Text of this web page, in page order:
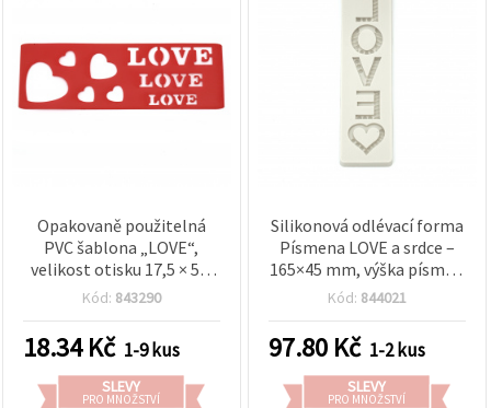
Opakovaně použitelná
PVC šablona „LOVE“,
velikost otisku 17,5 × 5,8
cm
Kód: 843290
18.34Kč 1-9 kus
SLEVY
PRO MNOŽSTVÍ
Silikonová odlévací forma
Písmena LOVE a srdce –
165×45 mm, výška písmen
30 mm – flexibilní, snadné
pryskyřici, epoxid, UV
pryskyřici, mýdlo, sádru a
hlínu
Kód: 844021
97.80 Kč 1-2 kus
SLEVY
PRO MNOŽSTVÍ